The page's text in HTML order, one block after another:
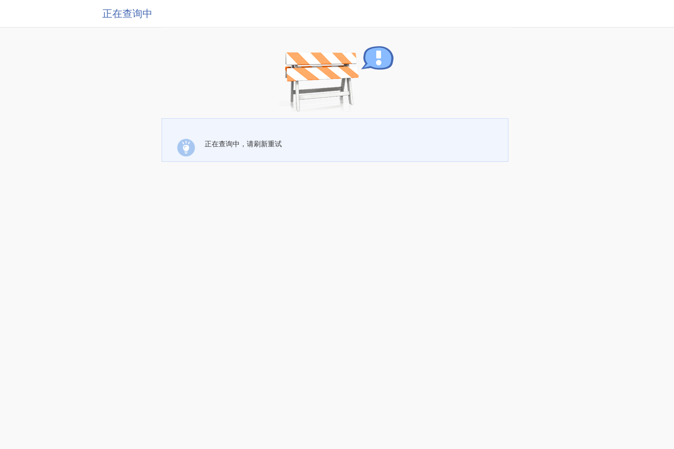
正在查询中
正在查询中，请刷新重试